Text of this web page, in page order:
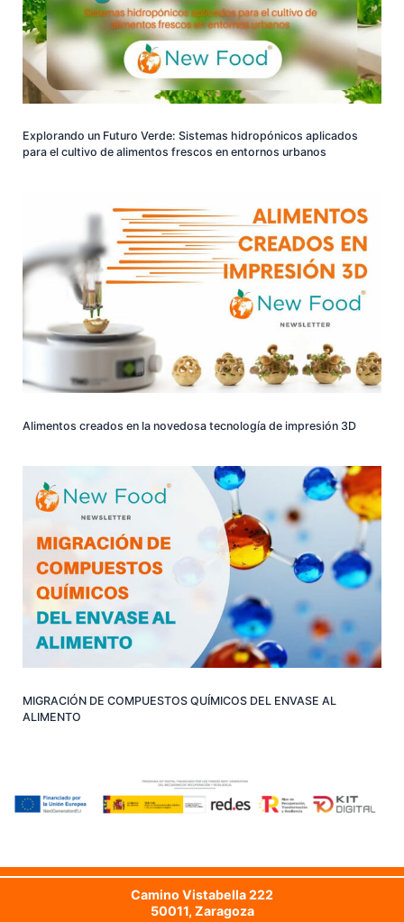
Explorando un Futuro Verde: Sistemas hidropónicos aplicados
para el cultivo de alimentos frescos en entornos urbanos
Alimentos creados en la novedosa tecnología de impresión 3D
MIGRACIÓN DE COMPUESTOS QUÍMICOS DEL ENVASE AL
ALIMENTO
Camino Vistabella 222
50011, Zaragoza